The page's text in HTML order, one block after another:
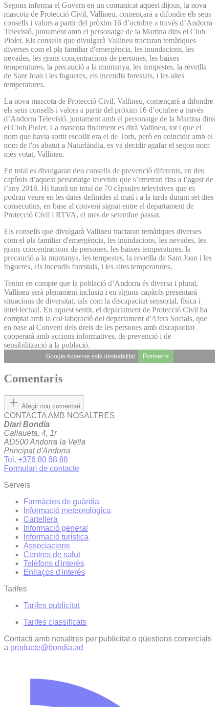
Segons informa el Govern en un comunicat aquest dijous, la nova
mascota de Protecció Civil, Vallineu, començarà a difondre els seus
consells i valors a partir del pròxim 16 d’octubre a través d’Andorra
Televisió, juntament amb el personatge de la Martina dins el Club
Piolet. Els consells que divulgarà Vallineu tractaran temàtiques
diverses com el pla familiar d'emergència, les inundacions, les
nevades, les grans concentracions de persones, les baixes
temperatures, la precaució a la muntanya, les tempestes, la revetlla
de Sant Joan i les fogueres, els incendis forestals, i les altes
temperatures.
La nova mascota de Protecció Civil, Vallineu, començarà a difondre
els seus consells i valors a partir del pròxim 16 d’octubre a través
d’Andorra Televisió, juntament amb el personatge de la Martina dins
el Club Piolet. La mascota finalment es dirà Vallineu, tot i que el
nom que havia sortit escollit era el de Torb, però en coincidir amb el
nom de l'os abatut a Naturlàndia, es va decidir agafar el segon nom
més votat, Vallineu.
En total es divulgaran deu consells de prevenció diferents, en deu
capítols d’aquest personatge televisiu que s’emetran fins a l’agost de
l’any 2018. Hi haurà un total de 70 càpsules televisives que es
podran veure en les dates definides al matí i a la tarda durant set dies
consecutius, en base al conveni signat entre el departament de
Protecció Civil i RTVA, el mes de setembre passat.
Els consells que divulgarà Vallineu tractaran temàtiques diverses
com el pla familiar d'emergència, les inundacions, les nevades, les
grans concentracions de persones, les baixes temperatures, la
precaució a la muntanya, les tempestes, la revetlla de Sant Joan i les
fogueres, els incendis forestals, i les altes temperatures.
Tenint en compte que la població d’Andorra és diversa i plural,
Vallineu serà plenament inclusiu i en alguns capítols presentarà
situacions de diversitat, tals com la discapacitat sensorial, física i
intel·lectual. En aquest sentit, el departament de Protecció Civil ha
comptat amb la col·laboració del departament d'Afers Socials, que
en base al Conveni dels drets de les persones amb discapacitat
cooperarà amb accions informatives, de prevenció i de
sensibilització a la població.
Google Adsense està deshabilitat. Permetre
Comentaris
Afegir nou comentari
CONTACTA AMB NOSALTRES
Diari Bondia
Callaueta, 4, 1r
AD500 Andorra la Vella
Principat d'Andorra
Tel. +376 80 88 88
Formulari de contacte
Serveis
Farmàcies de guàrdia
Informació meteorològica
Cartellera
Informació general
Informació turística
Associacions
Centres de salut
Telèfons d'interès
Enllaços d'interés
Tarifes
Tarifes publicitat
Tarifes classificats
Contacti amb nosaltres per publicitat o qüestions comercials
a producte@bondia.ad